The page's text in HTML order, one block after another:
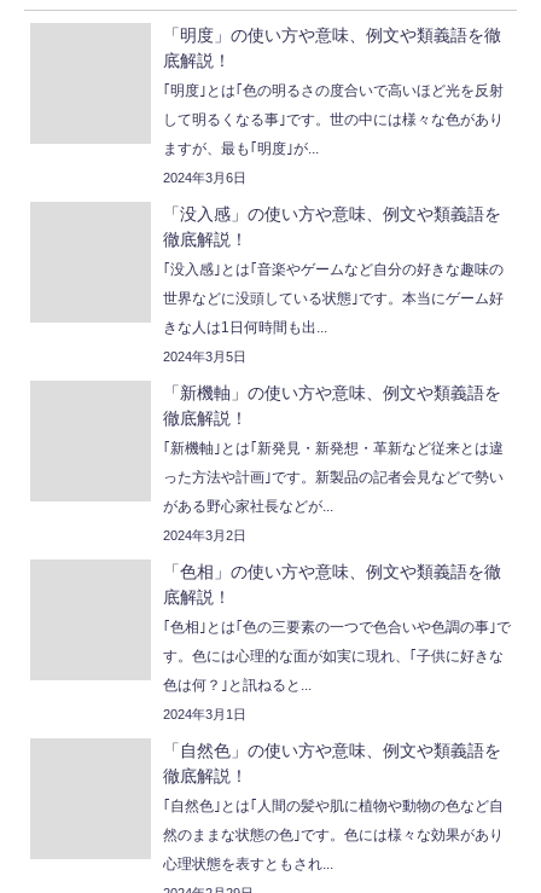
「明度」の使い方や意味、例文や類義語を徹
底解説！
｢明度｣とは｢色の明るさの度合いで高いほど光を反射
して明るくなる事｣です。世の中には様々な色があり
ますが、最も｢明度｣が...
2024年3月6日
「没入感」の使い方や意味、例文や類義語を
徹底解説！
｢没入感｣とは｢音楽やゲームなど自分の好きな趣味の
世界などに没頭している状態｣です。本当にゲーム好
きな人は1日何時間も出...
2024年3月5日
「新機軸」の使い方や意味、例文や類義語を
徹底解説！
｢新機軸｣とは｢新発見・新発想・革新など従来とは違
った方法や計画｣です。新製品の記者会見などで勢い
がある野心家社長などが...
2024年3月2日
「色相」の使い方や意味、例文や類義語を徹
底解説！
｢色相｣とは｢色の三要素の一つで色合いや色調の事｣で
す。色には心理的な面が如実に現れ、｢子供に好きな
色は何？｣と訊ねると...
2024年3月1日
「自然色」の使い方や意味、例文や類義語を
徹底解説！
｢自然色｣とは｢人間の髪や肌に植物や動物の色など自
然のままな状態の色｣です。色には様々な効果があり
心理状態を表すともされ...